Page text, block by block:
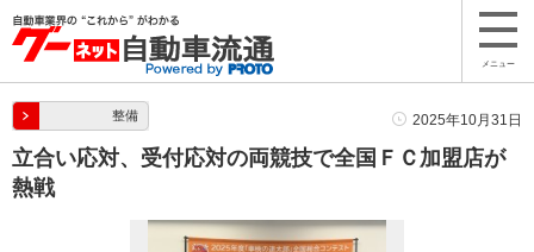
メニュー
整備 2025年10月31日
立合い応対、受付応対の両競技で全国ＦＣ加盟店が
熱戦